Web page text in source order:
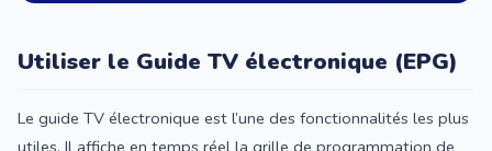
Utiliser le Guide TV électronique (EPG)
Le guide TV électronique est l’une des fonctionnalités les plus